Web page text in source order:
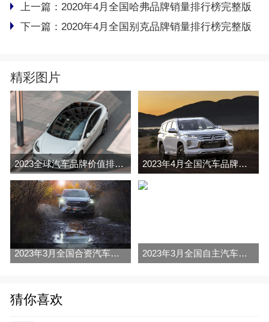
上一篇： 2020年4月全国哈弗品牌销量排行榜完整版
下一篇： 2020年4月全国别克品牌销量排行榜完整版
精彩图片
2023全球汽车品牌价值排行榜（Brand Finance 2023年4月全国汽车品牌销量排行榜完整版
2023年3月全国合资汽车品牌销量排行榜完整版 2023年3月全国自主汽车品牌销量排行榜完整版
猜你喜欢